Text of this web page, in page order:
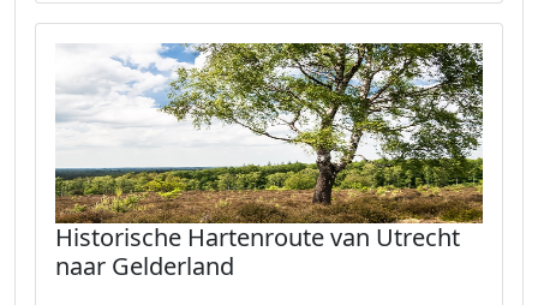
Historische Hartenroute van Utrecht
naar Gelderland